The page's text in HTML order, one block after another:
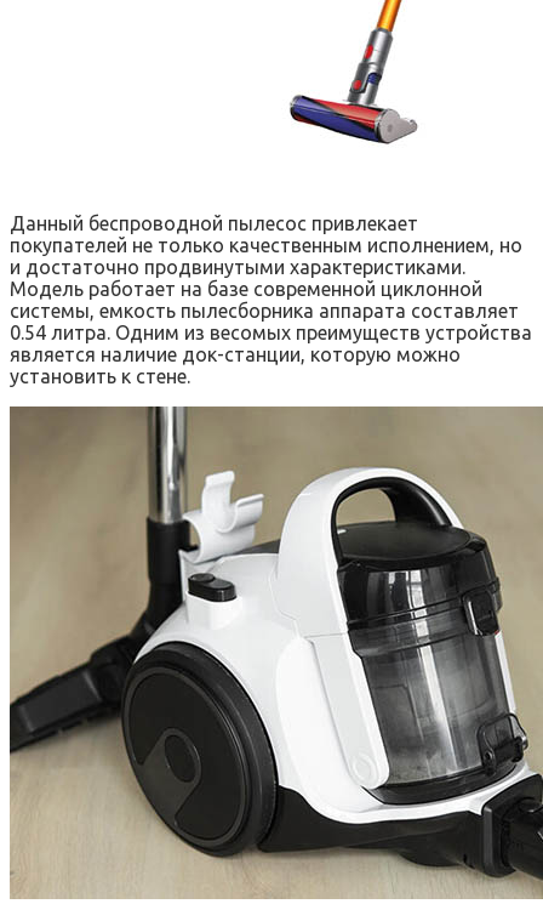
Данный беспроводной пылесос привлекает
покупателей не только качественным исполнением, но
и достаточно продвинутыми характеристиками.
Модель работает на базе современной циклонной
системы, емкость пылесборника аппарата составляет
0.54 литра. Одним из весомых преимуществ устройства
является наличие док-станции, которую можно
установить к стене.